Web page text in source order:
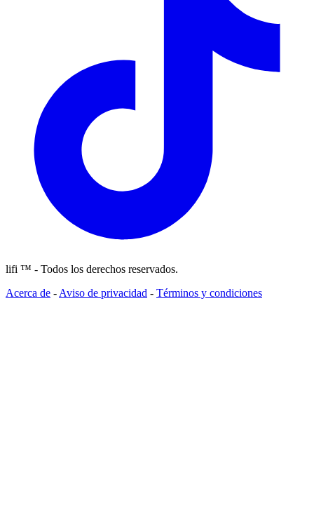
lifi ™ - Todos los derechos reservados.
Acerca de - Aviso de privacidad - Términos y condiciones